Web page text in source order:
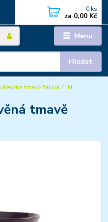
Menu
Hledat
0 ks
za 0,00 Kč
tmavě fialová ZEN
tmavě